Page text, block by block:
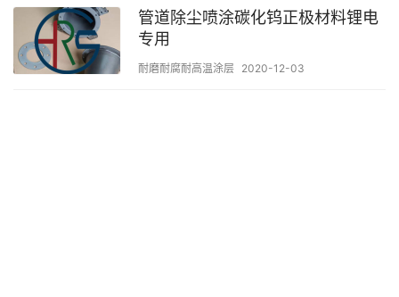
管道除尘喷涂碳化钨正极材料锂电
专用
耐磨耐腐耐高温涂层 2020-12-03